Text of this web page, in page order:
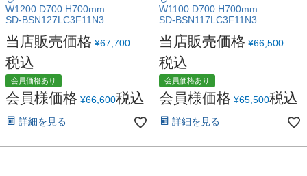
W1200 D700 H700mm
SD-BSN127LC3F11N3
当店販売価格 ¥67,700
税込
会員価格あり
会員様価格 ¥66,600税込
詳細を見る
W1100 D700 H700mm
SD-BSN117LC3F11N3
当店販売価格 ¥66,500
税込
会員価格あり
会員様価格 ¥65,500税込
詳細を見る